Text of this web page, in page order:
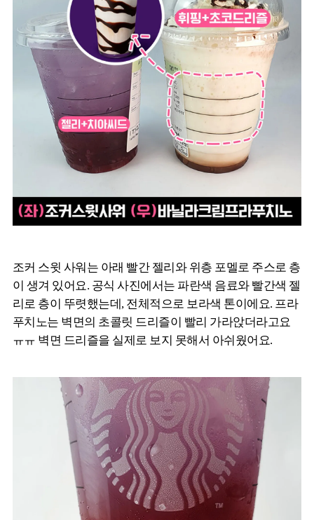
조커 스윗 사워는 아래 빨간 젤리와 위층 포멜로 주스로 층
이 생겨 있어요. 공식 사진에서는 파란색 음료와 빨간색 젤
리로 층이 뚜렷했는데, 전체적으로 보라색 톤이에요. 프라
푸치노는 벽면의 초콜릿 드리즐이 빨리 가라앉더라고요
ㅠㅠ 벽면 드리즐을 실제로 보지 못해서 아쉬웠어요.